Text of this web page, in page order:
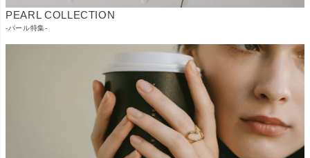
PEARL COLLECTION
-パール特集-